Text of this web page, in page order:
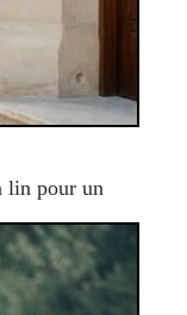
lin pour un